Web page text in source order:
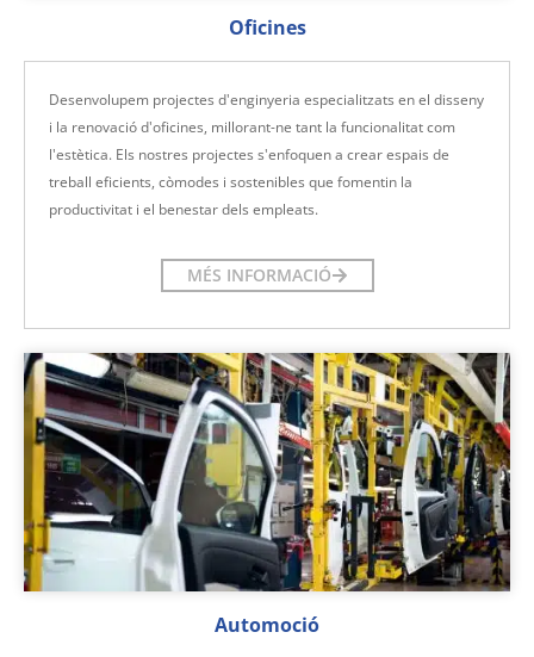
Oficines
Desenvolupem projectes d'enginyeria especialitzats en el disseny
i la renovació d'oficines, millorant-ne tant la funcionalitat com
l'estètica. Els nostres projectes s'enfoquen a crear espais de
treball eficients, còmodes i sostenibles que fomentin la
productivitat i el benestar dels empleats.
MÉS INFORMACIÓ
Automoció